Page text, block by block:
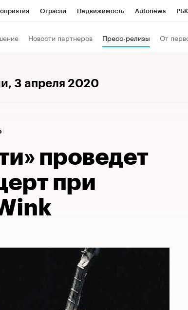
Отрасли Недвижимость Autonews
Новости партнеров Пресс-релизы От
, 3 апреля 2020
проведет
при